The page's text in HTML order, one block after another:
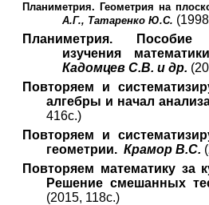
Планиметрия. Геометрия на
А.Г., Татаренко Ю.С.
Планиметрия. Пособие
изучения
Кадомцев С.В. и др.
Повторяем и
алгебры и начал
416с.)
Повторяем и
геометрии. Крамор В.С.
Повторяем математику за
Решение смешанных
(2015, 118с.)